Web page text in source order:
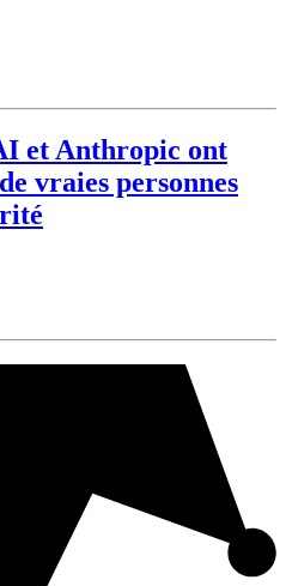
et Anthropic ont
vraies personnes